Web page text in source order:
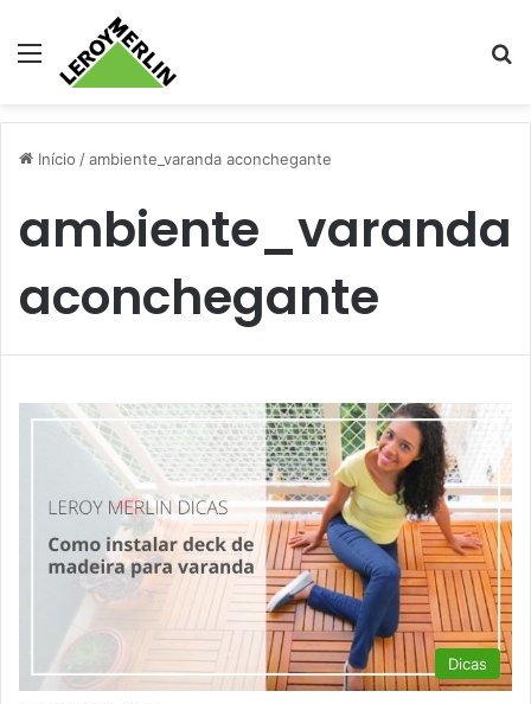
Menu
Início /ambiente_varanda aconchegante
ambiente_varanda
aconchegante
Dicas